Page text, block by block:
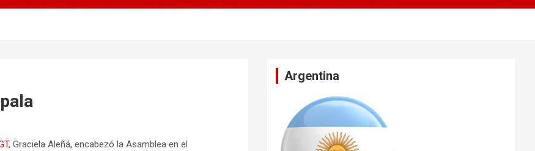
, Graciela Aleñá, encabezó la Asamblea en el
Argentina